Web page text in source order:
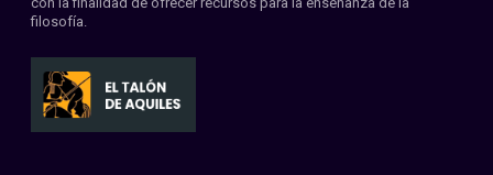
filosofía.